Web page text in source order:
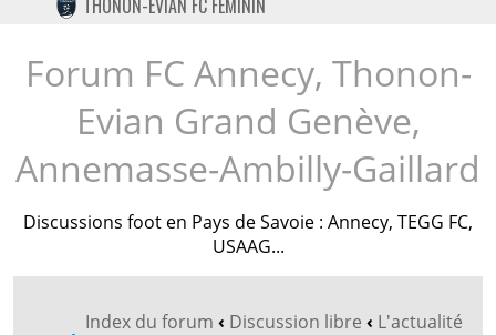
TWITTER
INSTAGRAM
THONON-EVIAN FC FÉMININ
Forum FC Annecy, Thonon-
Evian Grand Genève,
Annemasse-Ambilly-Gaillard
Discussions foot en Pays de Savoie : Annecy, TEGG FC,
USAAG...
Index du forum ‹ Discussion libre ‹ L'actualité